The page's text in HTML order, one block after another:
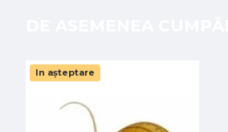
In așteptare